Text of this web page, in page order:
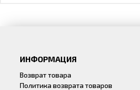
ИНФОРМАЦИЯ
Возврат товара
Политика возврата товаров